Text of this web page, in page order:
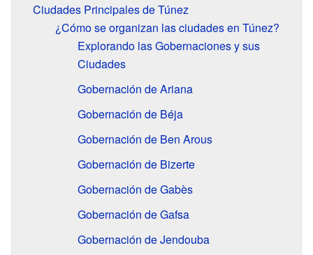
Ciudades Principales de Túnez
¿Cómo se organizan las ciudades en Túnez?
Explorando las Gobernaciones y sus
Ciudades
Gobernación de Ariana
Gobernación de Béja
Gobernación de Ben Arous
Gobernación de Bizerte
Gobernación de Gabès
Gobernación de Gafsa
Gobernación de Jendouba